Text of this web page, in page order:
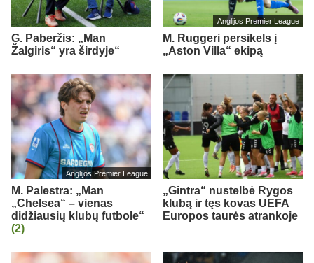
G. Paberžis: „Man
Žalgiris“ yra širdyje“
Anglijos Premier League
M. Ruggeri persikels į
„Aston Villa“ ekipą
Anglijos Premier League
M. Palestra: „Man
„Chelsea“ – vienas
didžiausių klubų futbole“
(2)
„Gintra“ nustelbė Rygos
klubą ir tęs kovas UEFA
Europos taurės atrankoje